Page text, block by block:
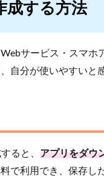
成する方法
サービス・スマホ
自分が使いやすいと
ると、 アプリをダウ
で利用でき、保存し